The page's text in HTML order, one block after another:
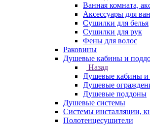
Ванная комната,
Аксессуары для
Сушилки для белья
Сушилки для рук
Фены для волос
Раковины
Душевые кабины и
Назад
Душевые кабины
Душевые
Душевые поддоны
Душевые системы
Системы инсталляции,
Полотенцесушители